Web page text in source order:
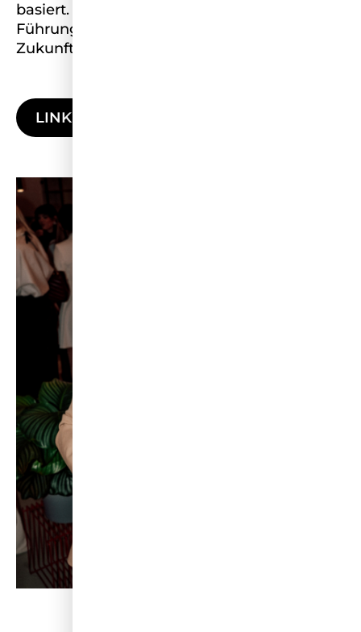
basiert. Denn genau das ist für mich gelebte
Führung und der Weg in eine gerechtere
Zukunft.
LINKEDIN